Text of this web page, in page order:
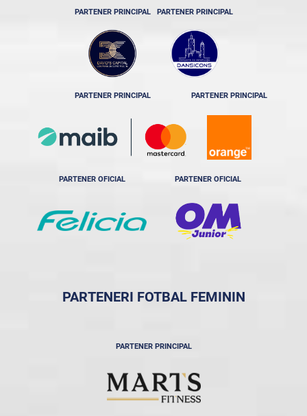
PARTENER PRINCIPAL PARTENER PRINCIPAL
PARTENER PRINCIPAL PARTENER PRINCIPAL
PARTENER OFICIAL PARTENER OFICIAL
PARTENERI FOTBAL FEMININ
PARTENER PRINCIPAL